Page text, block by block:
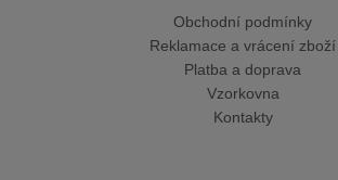
Obchodní podmínky
Reklamace a vrácení zboží
Platba a doprava
Vzorkovna
Kontakty